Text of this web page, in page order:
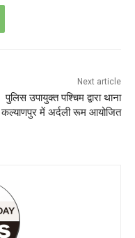
Next article
पुलिस उपायुक्त पश्चिम द्वारा थाना
कल्याणपुर में अर्दली रूम आयोजित